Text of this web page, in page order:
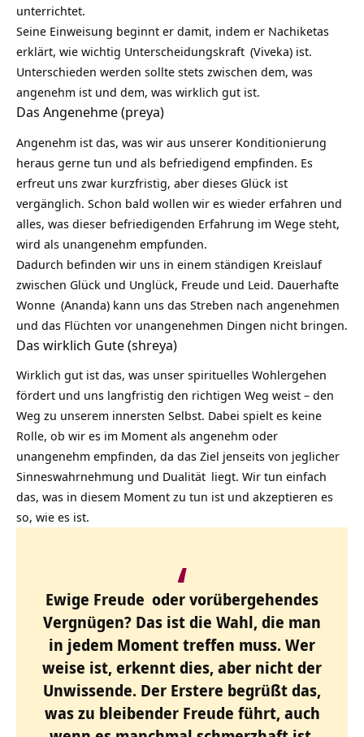
unterrichtet.
Seine Einweisung beginnt er damit, indem er Nachiketas
erklärt, wie wichtig Unterscheidungskraft (Viveka) ist.
Unterschieden werden sollte stets zwischen dem, was
angenehm ist und dem, was wirklich gut ist.
Das Angenehme (preya)
Angenehm ist das, was wir aus unserer Konditionierung
heraus gerne tun und als befriedigend empfinden. Es
erfreut uns zwar kurzfristig, aber dieses Glück ist
vergänglich. Schon bald wollen wir es wieder erfahren und
alles, was dieser befriedigenden Erfahrung im Wege steht,
wird als unangenehm empfunden.
Dadurch befinden wir uns in einem ständigen Kreislauf
zwischen Glück und Unglück, Freude und Leid. Dauerhafte
Wonne (Ananda) kann uns das Streben nach angenehmen
und das Flüchten vor unangenehmen Dingen nicht bringen.
Das wirklich Gute (shreya)
Wirklich gut ist das, was unser spirituelles Wohlergehen
fördert und uns langfristig den richtigen Weg weist – den
Weg zu unserem innersten Selbst. Dabei spielt es keine
Rolle, ob wir es im Moment als angenehm oder
unangenehm empfinden, da das Ziel jenseits von jeglicher
Sinneswahrnehmung und Dualität liegt. Wir tun einfach
das, was in diesem Moment zu tun ist und akzeptieren es
so, wie es ist.
Ewige Freude oder vorübergehendes
Vergnügen? Das ist die Wahl, die man
in jedem Moment treffen muss. Wer
weise ist, erkennt dies, aber nicht der
Unwissende. Der Erstere begrüßt das,
was zu bleibender Freude führt, auch